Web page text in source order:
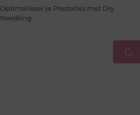
Optimaliseer je Prestaties met Dry
Needling